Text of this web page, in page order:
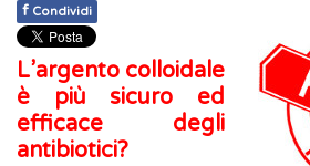
f Condividi
L’argento colloidale
è più sicuro ed
efficace degli
antibiotici?